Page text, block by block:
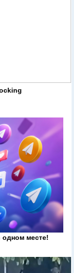
месте!